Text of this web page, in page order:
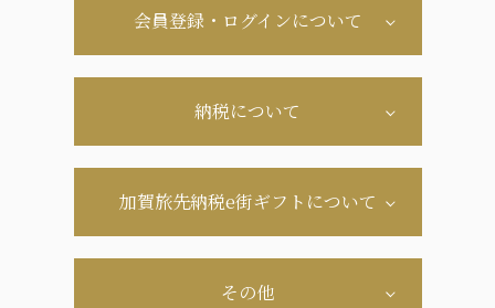
会員登録・ログインについて
納税について
加賀旅先納税e街ギフトについて
その他